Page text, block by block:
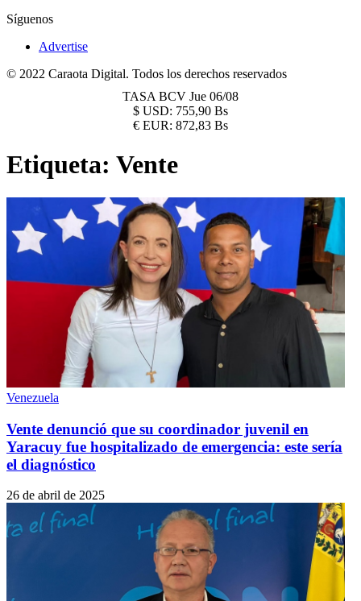
Síguenos
Advertise
© 2022 Caraota Digital. Todos los derechos reservados
TASA BCV Jue 06/08
$ USD: 755,90 Bs
€ EUR: 872,83 Bs
Etiqueta: Vente
Venezuela
Vente denunció que su coordinador juvenil en
Yaracuy fue hospitalizado de emergencia: este sería
el diagnóstico
26 de abril de 2025